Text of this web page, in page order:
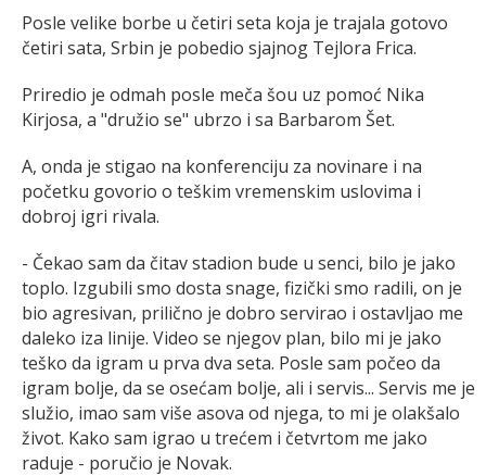
Posle velike borbe u četiri seta koja je trajala gotovo
četiri sata, Srbin je pobedio sjajnog Tejlora Frica.
Priredio je odmah posle meča šou uz pomoć Nika
Kirjosa, a "družio se" ubrzo i sa Barbarom Šet.
A, onda je stigao na konferenciju za novinare i na
početku govorio o teškim vremenskim uslovima i
dobroj igri rivala.
- Čekao sam da čitav stadion bude u senci, bilo je jako
toplo. Izgubili smo dosta snage, fizički smo radili, on je
bio agresivan, prilično je dobro servirao i ostavljao me
daleko iza linije. Video se njegov plan, bilo mi je jako
teško da igram u prva dva seta. Posle sam počeo da
igram bolje, da se osećam bolje, ali i servis... Servis me je
služio, imao sam više asova od njega, to mi je olakšalo
život. Kako sam igrao u trećem i četvrtom me jako
raduje - poručio je Novak.